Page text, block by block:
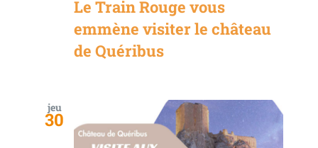
Le Train Rouge vous
emmène visiter le château
de Quéribus
jeu
30